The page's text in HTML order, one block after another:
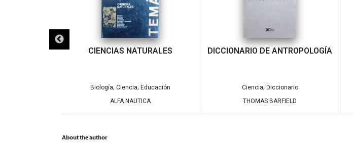
CIENCIAS NATURALES
Biología, Ciencia, Educación
ALFA NAUTICA
DICCIONARIO DE ANTROPOLOGÍA
Ciencia, Diccionario
THOMAS BARFIELD
About the author